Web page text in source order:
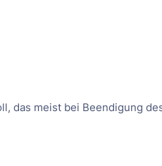
das meist bei Beendigung